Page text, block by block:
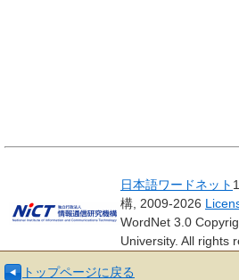
日本語ワードネット
構, 2009-2026
WordNet 3.0
University. All rights
トップページに戻る